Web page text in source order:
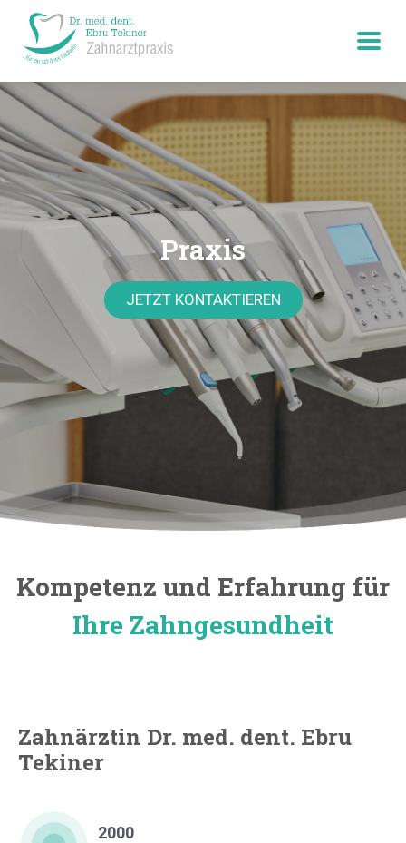
Praxis
JETZT KONTAKTIEREN
Kompetenz und Erfahrung für
Ihre Zahngesundheit
Zahnärztin Dr. med. dent. Ebru
Tekiner
2000